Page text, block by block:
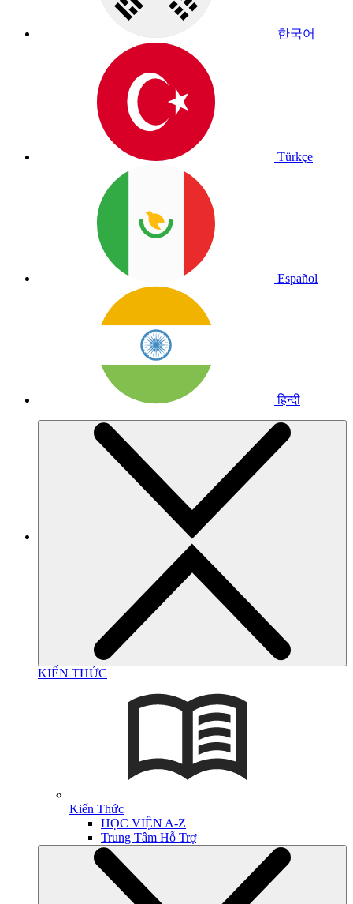
한국어
Türkçe
Español
हिन्दी
KIẾN THỨC
Kiến Thức
HỌC VIỆN A-Z
Trung Tâm Hỗ Trợ